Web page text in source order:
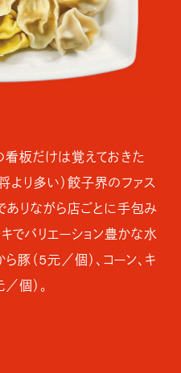
板だけは覚えておきた
より多い）餃子界のファス
ありながら店ごとに手包み
でバリエーション豊かな水
（5元／個）、コーン、キ
個）。